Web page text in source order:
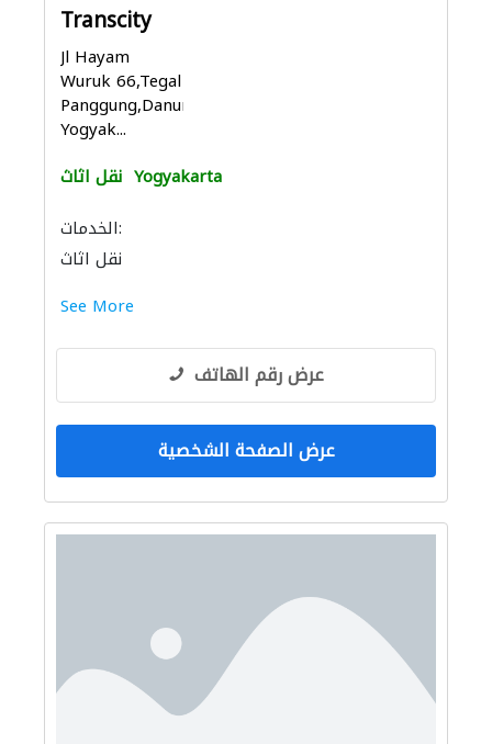
Transcity
Jl Hayam
Wuruk 66,Tegal
Panggung,Danurejan,
Yogyak...
نقل اثاث Yogyakarta
الخدمات:
نقل اثاث
See More
عرض رقم الهاتف
عرض الصفحة الشخصية